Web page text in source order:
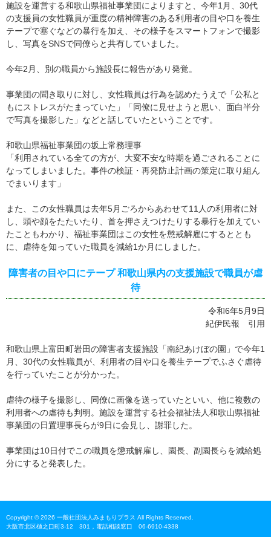
施設を運営する和歌山県福祉事業団によりますと、今年1月、30代
の支援員の女性職員が重度の精神障害のある利用者の目や口を養生
テープで塞ぐなどの暴行を加え、その様子をスマートフォンで撮影
し、写真をSNSで同僚らと共有していました。
今年2月、別の職員から施設長に報告があり発覚。
事業団の聞き取りに対し、女性職員は行為を認めたうえで「公私と
もにストレスがたまっていた」「同僚に見せようと思い、面白半分
で写真を撮影した」などと話していたということです。
和歌山県福祉事業団の坂上常務理事
「利用されている全ての方が、大変不安な時期を過ごされることに
なってしまいました。事件の検証・再発防止計画の策定に取り組ん
でまいります」
また、この女性職員は去年5月ごろからあわせて11人の利用者に対
し、頭や顔をたたいたり、首を押さえつけたりする暴行を加えてい
たこともわかり、福祉事業団はこの女性を懲戒解雇にするととも
に、虐待を知っていた職員を減給1か月にしました。
障害者の目や口にテープ 和歌山県内の支援施設で職員が虐
待
令和6年5月9日
紀伊民報 引用
和歌山県上富田町岩田の障害者支援施設「南紀あけぼの園」で今年1
月、30代の女性職員が、利用者の目や口を養生テープでふさぐ虐待
を行っていたことが分かった。
虐待の様子を撮影し、同僚に画像を送っていたといい、他に複数の
利用者への虐待も判明。施設を運営する社会福祉法人和歌山県福祉
事業団の日置理事長らが9日に会見し、謝罪した。
事業団は10日付でこの職員を懲戒解雇し、園長、副園長らを減給処
分にすると発表した。
Copyright © 2026 一般社団法人みまもりプラス All Rights Reserved.
大阪市北区樋之口町3-12 301，電話相談窓口 06-6910-4338